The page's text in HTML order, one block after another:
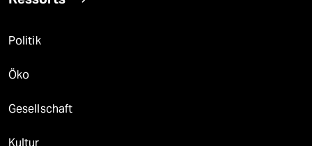
Politik
Öko
Gesellschaft
Kultur